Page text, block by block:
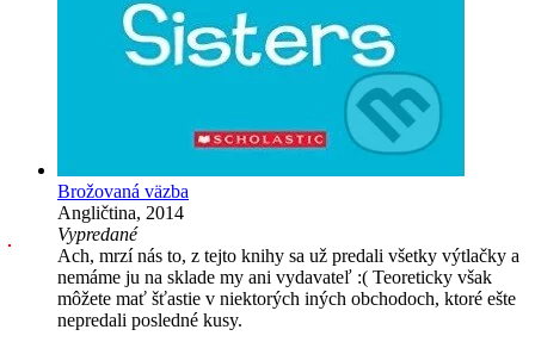
Brožovaná väzba
Angličtina, 2014
Vypredané
Ach, mrzí nás to, z tejto knihy sa už predali všetky výtlačky a
nemáme ju na sklade my ani vydavateľ :( Teoreticky však
môžete mať šťastie v niektorých iných obchodoch, ktoré ešte
nepredali posledné kusy.